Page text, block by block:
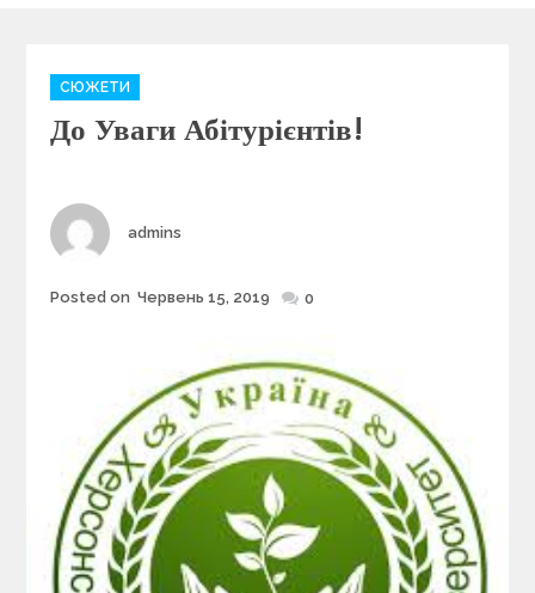
C
a
t
r
s
СЮЖЕТИ
До Уваги Абітурієнтів!
Author
admins
Posted
Posted on Червень 15, 2019 0